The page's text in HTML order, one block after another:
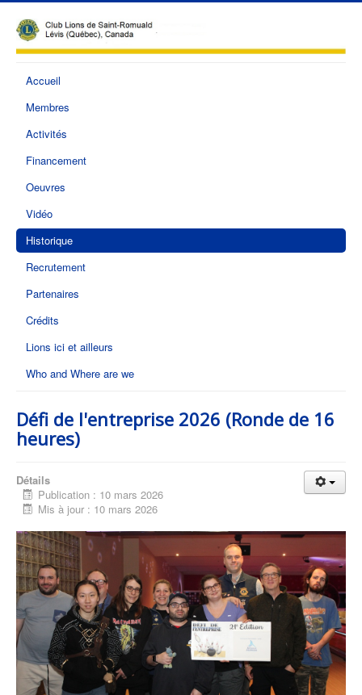
Accueil
Membres
Activités
Financement
Oeuvres
Vidéo
Historique
Recrutement
Partenaires
Crédits
Lions ici et ailleurs
Who and Where are we
Défi de l'entreprise 2026 (Ronde de 16
heures)
Détails
Publication : 10 mars 2026
Mis à jour : 10 mars 2026